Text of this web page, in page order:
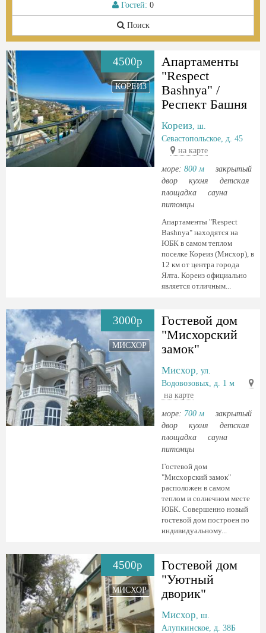
Гостей: 0
Поиск
4500р
КОРЕИЗ
Апартаменты
"Respect
Bashnya" /
Респект Башня
Кореиз, ш.
Севастопольское, д. 45
на карте
море: 800 м
закрытый
двор
кухня
детская
площадка
сауна
питомцы
Апартаменты "Respect
Bashnya" находятся на
ЮБК в самом теплом
поселке Кореиз (Мисхор), в
12 км от центра города
Ялта. Кореиз официально
является отличным...
3000р
МИСХОР
Гостевой дом
"Мисхорский
замок"
Мисхор, ул.
Водовозовых, д. 1 м
на карте
море: 700 м
закрытый
двор
кухня
детская
площадка
сауна
питомцы
Гостевой дом
"Мисхорский замок"
расположен в самом
теплом и солнечном месте
ЮБК. Совершенно новый
гостевой дом построен по
индивидуальному...
4500р
МИСХОР
Гостевой дом
"Уютный
дворик"
Мисхор, ш.
Алупкинское, д. 38Б